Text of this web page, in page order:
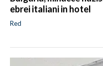
ebrei italiani in hotel
Red